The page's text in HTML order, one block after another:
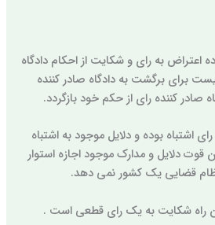
اعتراض به رای و شکایت از احکام دادگاه
برای برگشت به دادگاه صادر کننده
صادر کننده رای از حکم خود بازگردد.
اشتباه بوده و دلایل موجود به اشتباه
قوت دلایل و مدارک موجود اجازه استوار
قضایی یک کشور نمی دهد.
راه شکایت به یک رای قطعی است .